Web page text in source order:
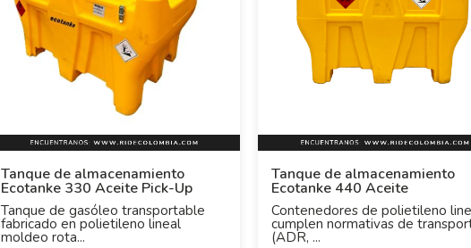
Tanque de almacenamiento
Ecotanke 330 Aceite Pick-Up
Tanque de gasóleo transportable
fabricado en polietileno lineal
moldeo rota...
Tanque de almacenamiento
Ecotanke 440 Aceite
Contenedores de polietileno
cumplen normativas de
(ADR, ...